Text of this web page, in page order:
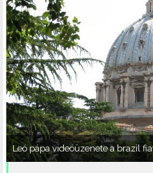
Leó pápa videóüzenete a brazil